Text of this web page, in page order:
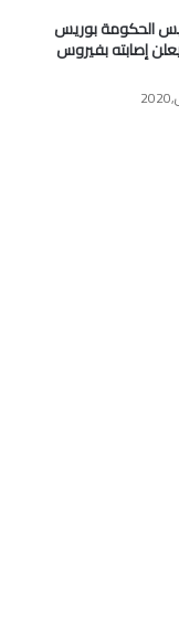
الحكومة بوريس
إصابته بفيروس